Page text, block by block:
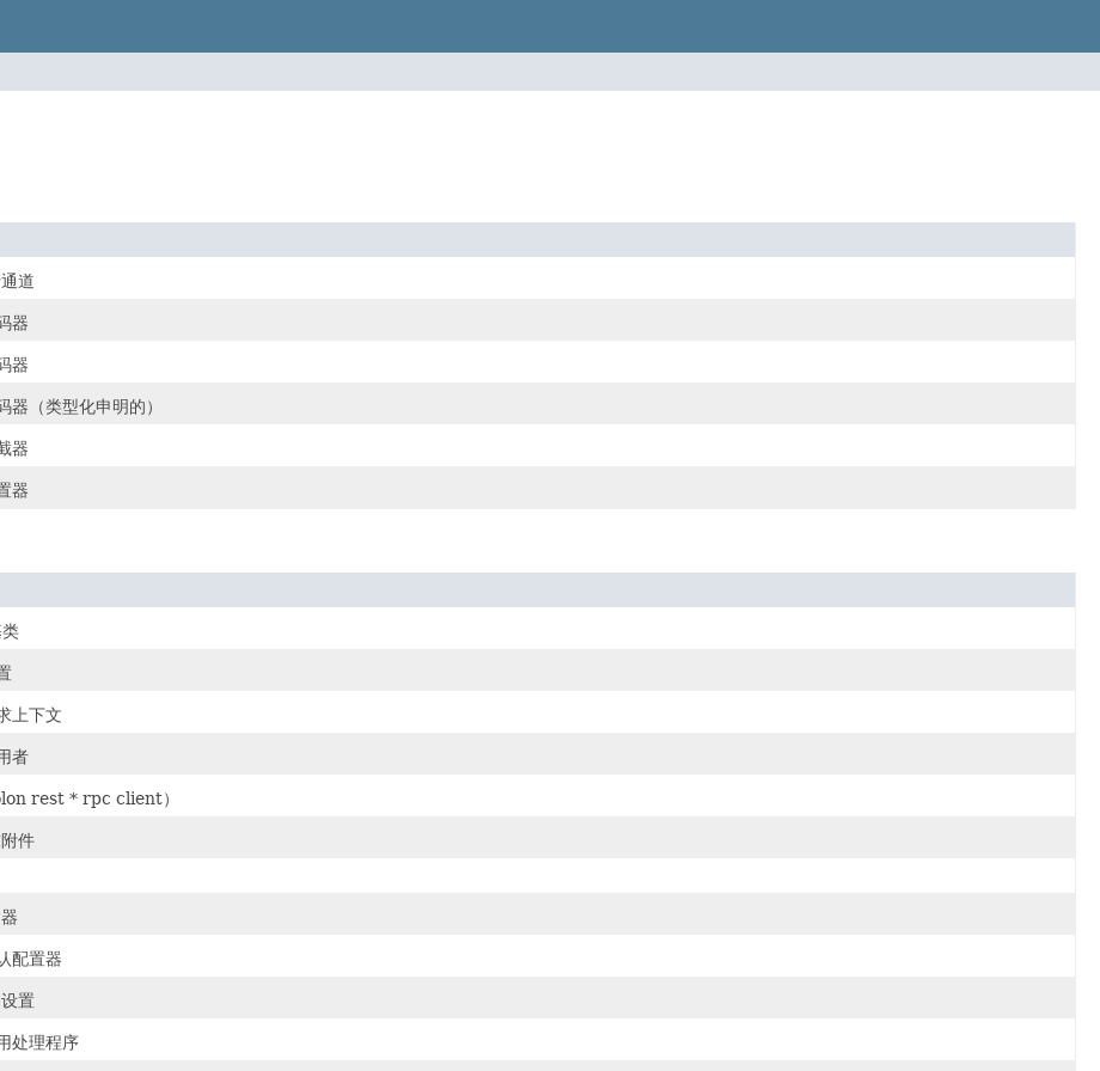
道
器
器
（类型化申明的）
器
器
上下文
者
rest * rpc client）
件
配置器
置
处理程序